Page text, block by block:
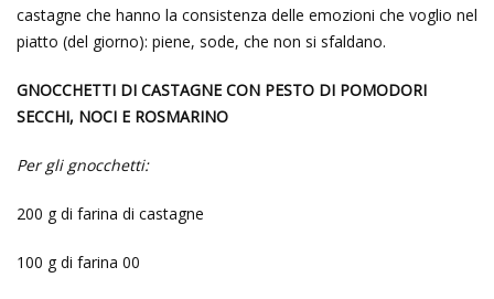
castagne che hanno la consistenza delle emozioni che voglio nel
piatto (del giorno): piene, sode, che non si sfaldano.
GNOCCHETTI DI CASTAGNE CON PESTO DI POMODORI
SECCHI, NOCI E ROSMARINO
Per gli gnocchetti:
200 g di farina di castagne
100 g di farina 00